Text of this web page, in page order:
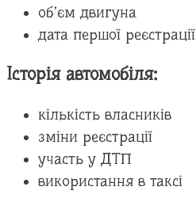
об’єм двигуна
дата першої реєстрації
Історія автомобіля:
кількість власників
зміни реєстрації
участь у ДТП
використання в таксі